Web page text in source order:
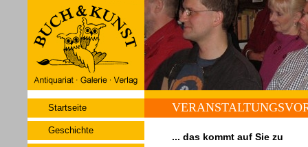
Startseite
Geschichte
... das kommt auf Sie zu